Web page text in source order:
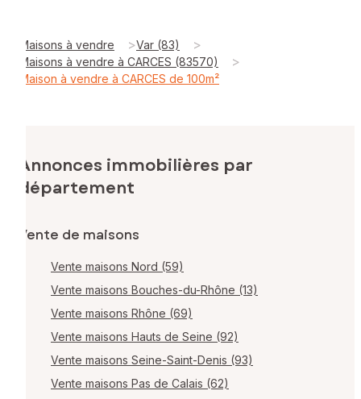
Maisons à vendre >Var (83) >
Maisons à vendre à CARCES (83570) >
Maison à vendre à CARCES de 100m²
Annonces immobilières par
département
Vente de maisons
Vente maisons Nord (59)
Vente maisons Bouches-du-Rhône (13)
Vente maisons Rhône (69)
Vente maisons Hauts de Seine (92)
Vente maisons Seine-Saint-Denis (93)
Vente maisons Pas de Calais (62)